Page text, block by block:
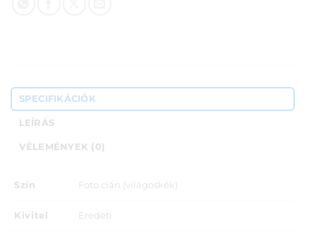
SPECIFIKÁCIÓK
LEÍRÁS
VÉLEMÉNYEK (0)
Szín Foto cián (világoskék)
Kivitel Eredeti